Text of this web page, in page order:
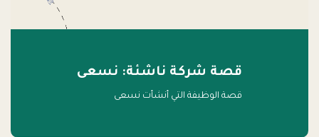
قصة شركة ناشئة: نسعى
قصة الوظيفة التي أنشأت نسعى